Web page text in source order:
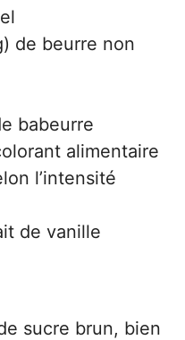
de beurre non
babeurre
alimentaire
l’intensité
de vanille
sucre brun, bien